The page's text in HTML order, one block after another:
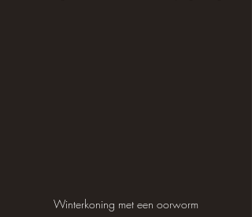
Winterkoning met een oorworm